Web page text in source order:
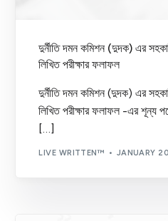
দুর্নীতি দমন কমিশন (দুদক) এর
লিখিত পরীক্ষার ফলাফল
দুর্নীতি দমন কমিশন (দুদক) এর
লিখিত পরীক্ষার ফলাফল -এর শূন্য
[…]
LIVE WRITTEN™ JANUARY